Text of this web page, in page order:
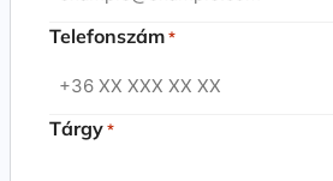
Telefonszám *
Tárgy *